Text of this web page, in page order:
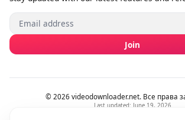
support@videodownloader.net
LEGAL
Условия использования
Политика конфиденциальности
Responsible Use